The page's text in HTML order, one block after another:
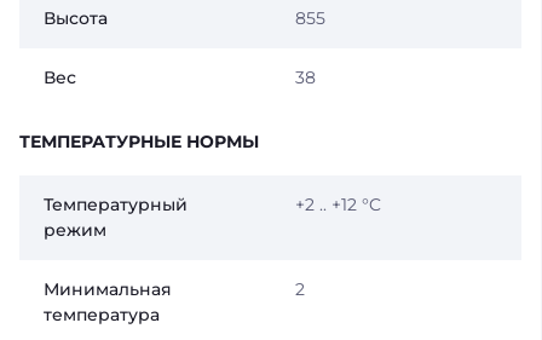
Высота 855
Вес 38
ТЕМПЕРАТУРНЫЕ НОРМЫ
Температурный
режим
+2 .. +12 °C
Минимальная
температура
2